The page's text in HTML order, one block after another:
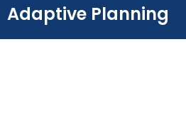
Adaptive Planning